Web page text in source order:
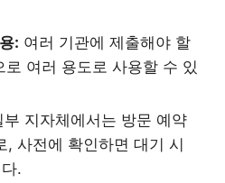
: 여러 기관에 제출해야 할
여러 용도로 사용할 수 있
부 지자체에서는 방문 예약
, 사전에 확인하면 대기 시
.